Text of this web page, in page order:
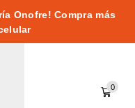
Onofre! Compra más
0